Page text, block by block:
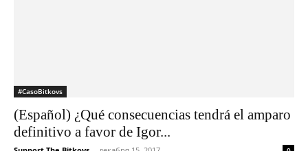
#CasoBitkovs
(Español) ¿Qué consecuencias tendrá el amparo
definitivo a favor de Igor...